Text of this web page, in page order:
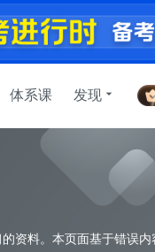
体系课 发现
资料。本页面基于错误